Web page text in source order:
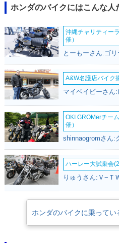
ホンダのバイクにはこんな人
沖縄チャリティー
催）
とーもーさん:ゴ
A&W名護店バイク
マイベイビーさん
OKI GROMerチー
催）
shinnaogromさん:
ハーレー大試乗会
りゅうさん:Ｖ−Ｔ
ホンダのバイクに乗って